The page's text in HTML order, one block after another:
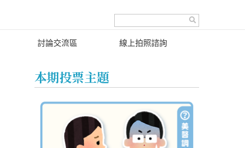
討論交流區
投票區
線上拍照諮詢
本期投票主題